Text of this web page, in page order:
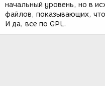
начальный уровень, но в
файлов, показывающих,
И да, все по GPL.